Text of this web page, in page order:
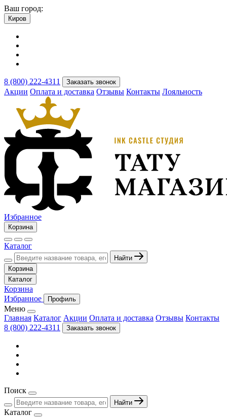
Ваш город:
Киров
8 (800) 222-4311 Заказать звонок
Акции Оплата и доставка Отзывы Контакты Лояльность
Избранное
Корзина
Каталог
Найти
Корзина
Каталог
Корзина
Избранное
Профиль
Меню
Главная Каталог Акции Оплата и доставка Отзывы Контакты
8 (800) 222-4311
Заказать звонок
Поиск
Найти
Каталог